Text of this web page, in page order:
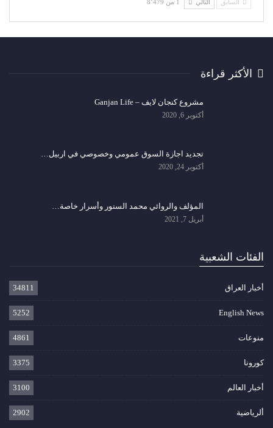
السابق التالي 1 من 8٬479
الأكثر قراءة
مشروع كنجان لايف – Ganjan Life
أكتوبر 6, 2020
تجديد اجازة السوق عمومي وخصوصي في اربيل…
أكتوبر 24, 2020
المؤلف والروائي محمد السنور وأسرار خاصة…
أبريل 7, 2021
الفئات الشعبية
أخبار العراق 34811
English News
5252
منوعات 4861
كورونا 3375
أخبار العالم 3100
ألرياضية 2902